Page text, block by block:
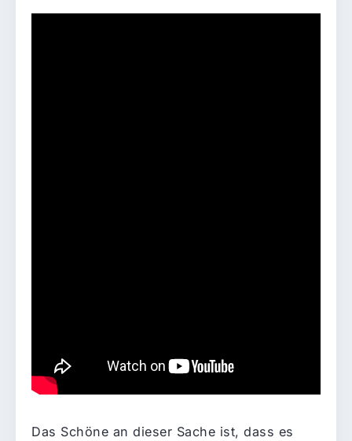
Das Schöne an dieser Sache ist, dass es